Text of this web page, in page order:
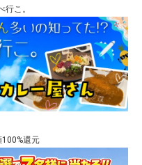
こ。
還元